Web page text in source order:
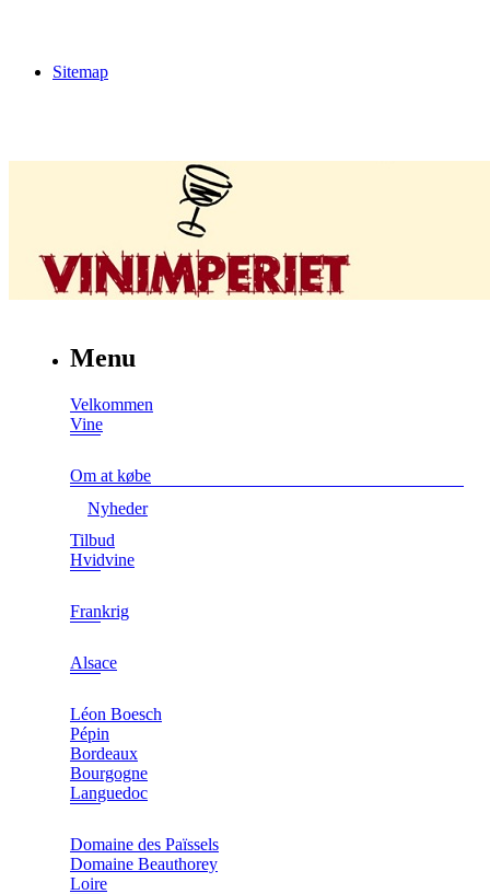
Sitemap
Menu
Velkommen
Vine
Om at købe
Nyheder
Tilbud
Hvidvine
Frankrig
Alsace
Léon Boesch
Pépin
Bordeaux
Bourgogne
Languedoc
Domaine des Païssels
Domaine Beauthorey
Loire